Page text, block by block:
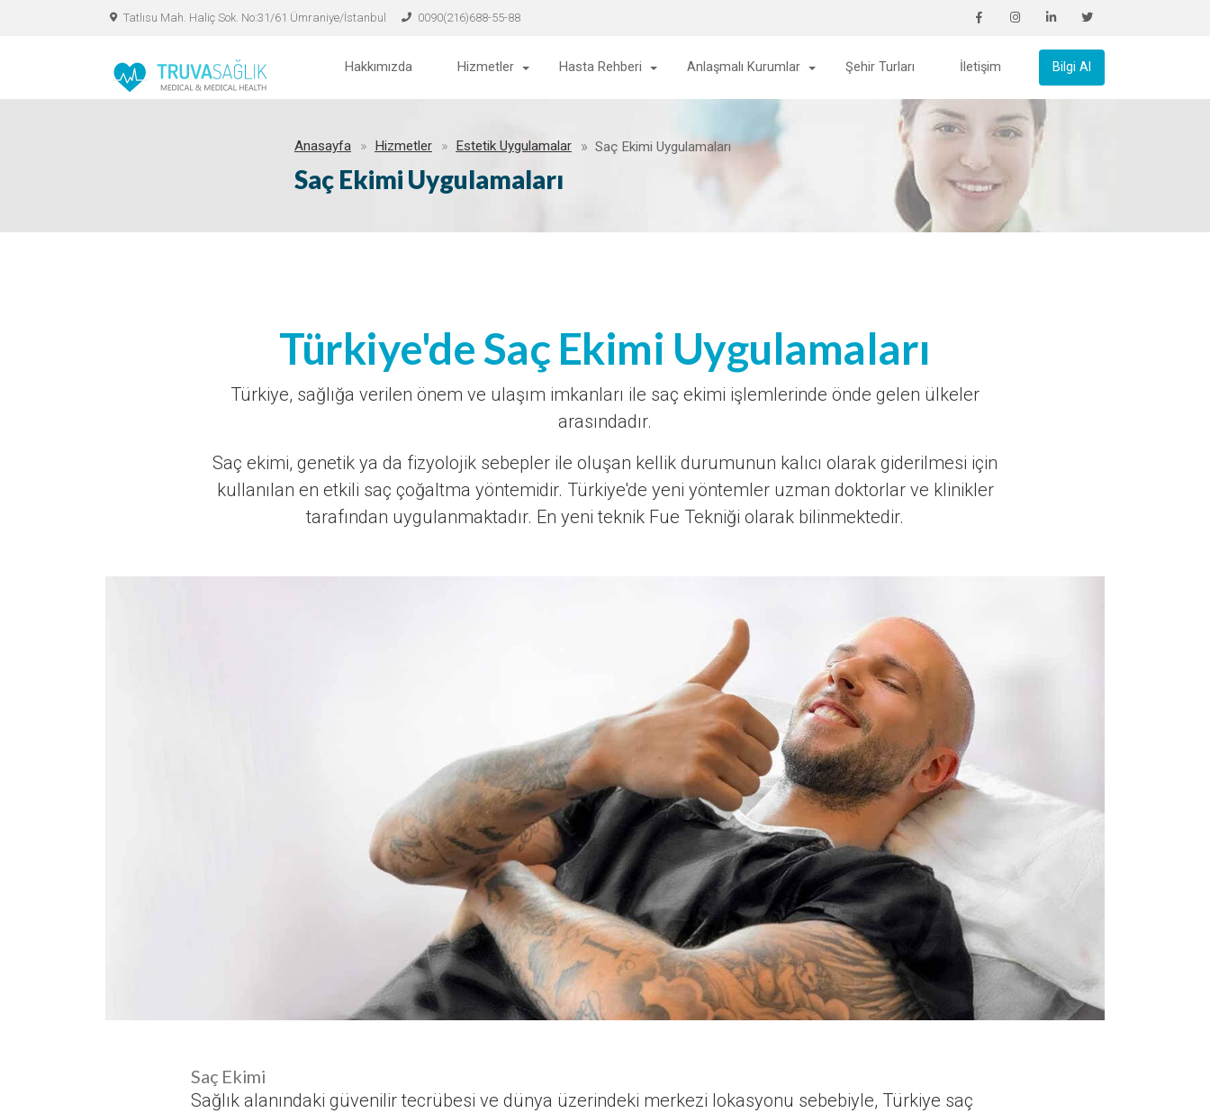
Tatlısu Mah. Haliç Sok. No:31/61 Ümraniye/İstanbul 0090(216)688-55-88
Hakkımızda Hizmetler Hasta Rehberi Anlaşmalı Kurumlar Şehir Turları İletişim Bilgi Al
Anasayfa Hizmetler Estetik Uygulamalar Saç Ekimi Uygulamaları
Saç Ekimi Uygulamaları
Türkiye'de Saç Ekimi Uygulamaları
Türkiye, sağlığa verilen önem ve ulaşım imkanları ile saç ekimi işlemlerinde önde gelen ülkeler
arasındadır.
Saç ekimi, genetik ya da fizyolojik sebepler ile oluşan kellik durumunun kalıcı olarak giderilmesi için
kullanılan en etkili saç çoğaltma yöntemidir. Türkiye'de yeni yöntemler uzman doktorlar ve klinikler
tarafından uygulanmaktadır. En yeni teknik Fue Tekniği olarak bilinmektedir.
Saç Ekimi
Sağlık alanındaki güvenilir tecrübesi ve dünya üzerindeki merkezi lokasyonu sebebiyle, Türkiye saç